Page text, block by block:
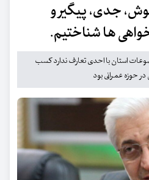
جدی، پیگیر و
ها شناختیم.
استان با احدی تعارف ندارد کسب
حوزه عمرانی بود